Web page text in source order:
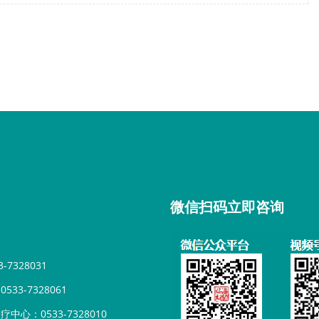
7328031
7328061
中心：0533-7328010
微信扫码立即咨询